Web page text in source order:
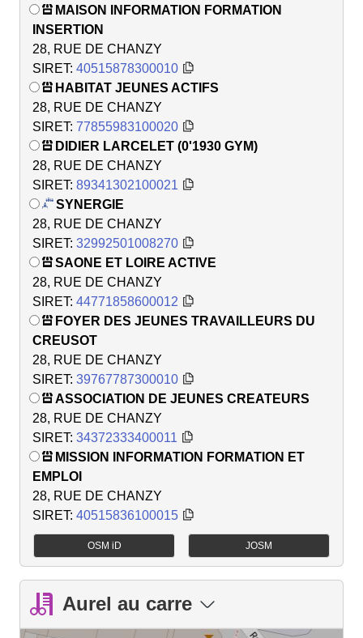
MAISON INFORMATION FORMATION
INSERTION
28, RUE DE CHANZY
SIRET: 40515878300010
HABITAT JEUNES ACTIFS
28, RUE DE CHANZY
SIRET: 77855983100020
DIDIER LARCELET (0'1930 GYM)
28, RUE DE CHANZY
SIRET: 89341302100021
SYNERGIE
28, RUE DE CHANZY
SIRET: 32992501008270
SAONE ET LOIRE ACTIVE
28, RUE DE CHANZY
SIRET: 44771858600012
FOYER DES JEUNES TRAVAILLEURS DU
CREUSOT
28, RUE DE CHANZY
SIRET: 39767787300010
ASSOCIATION DE JEUNES CREATEURS
28, RUE DE CHANZY
SIRET: 34372333400011
MISSION INFORMATION FORMATION ET
EMPLOI
28, RUE DE CHANZY
SIRET: 40515836100015
OSM iD JOSM
Aurel au carre